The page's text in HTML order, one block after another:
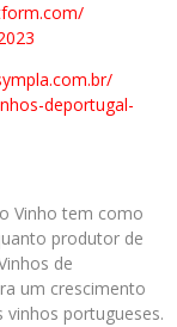
deportugal-
Vinho tem como
produtor de
de
um crescimento
portugueses.